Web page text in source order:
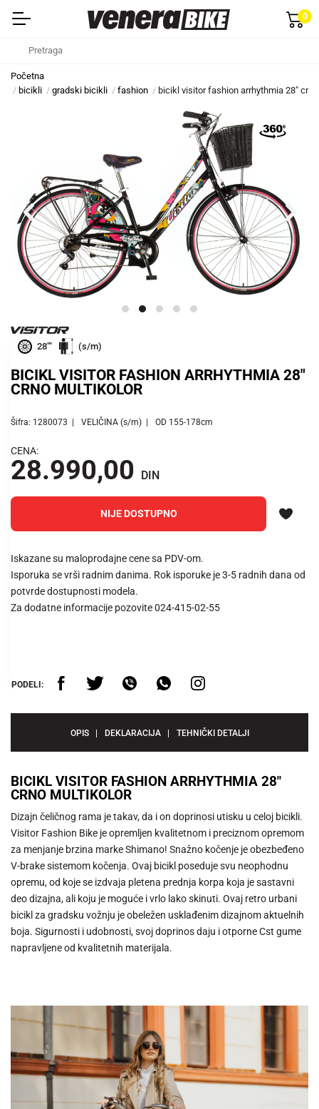
0
Početna
bicikli
gradski bicikli fashion bicikl visitor fashion arrhythmia 28"
28"" (s/m)
BICIKL VISITOR FASHION ARRHYTHMIA 28"
CRNO MULTIKOLOR
Šifra: 1280073 VELIČINA (s/m) OD 155-178cm
CENA:
28.990,00 DIN
NIJE DOSTUPNO
Iskazane su maloprodajne cene sa PDV-om.
Isporuka se vrši radnim danima. Rok isporuke je 3-5 radnih dana od
potvrde dostupnosti modela.
Za dodatne informacije pozovite 024-415-02-55
PODELI:
OPIS DEKLARACIJA TEHNIČKI DETALJI
BICIKL VISITOR FASHION ARRHYTHMIA 28"
CRNO MULTIKOLOR
Dizajn čeličnog rama je takav, da i on doprinosi utisku u celoj bicikli.
Visitor Fashion Bike je opremljen kvalitetnom i preciznom opremom
za menjanje brzina marke Shimano! Snažno kočenje je obezbeđeno
V-brake sistemom kočenja. Ovaj bicikl poseduje svu neophodnu
opremu, od koje se izdvaja pletena prednja korpa koja je sastavni
deo dizajna, ali koju je moguće i vrlo lako skinuti. Ovaj retro urbani
bicikl za gradsku vožnju je obeležen usklađenim dizajnom aktuelnih
boja. Sigurnosti i udobnosti, svoj doprinos daju i otporne Cst gume
napravljene od kvalitetnih materijala.